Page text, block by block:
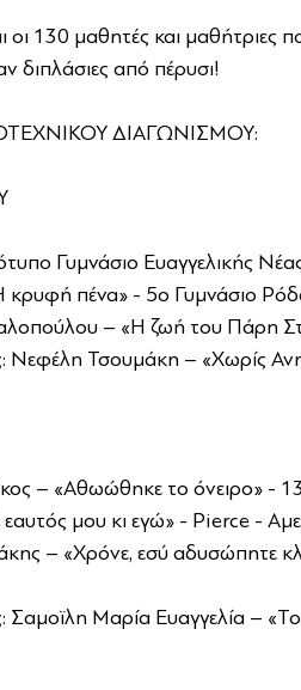
οι 130 μαθητές και μαθήτριες
διπλάσιες από πέρυσι!
ΔΙΑΓΩΝΙΣΜΟΥ:
Γυμνάσιο Ευαγγελικής
κρυφή πένα» - 5ο Γυμνάσιο
– «Η ζωή του Πάρη
Νεφέλη Τσουμάκη – «Χωρίς
– «Αθωώθηκε το όνειρο» -
μου κι εγώ» - Pierce -
– «Χρόνε, εσύ αδυσώπητε
Σαμοϊλη Μαρία Ευαγγελία –